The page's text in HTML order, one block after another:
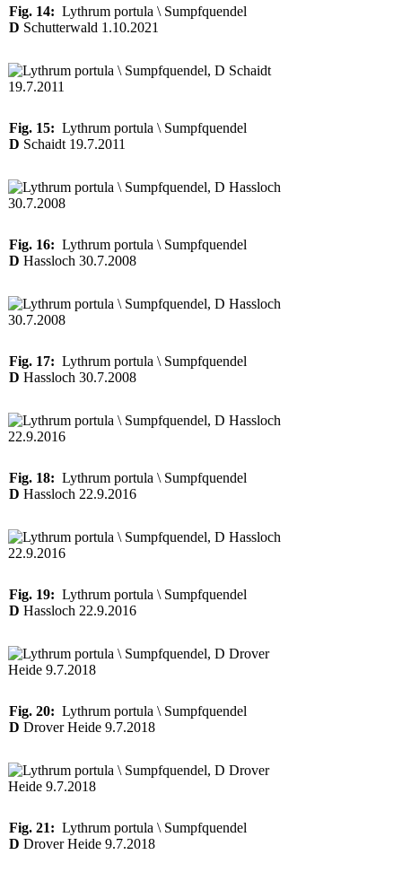
Fig. 14: Lythrum portula \ Sumpfquendel
D Schutterwald 1.10.2021
Fig. 15: Lythrum portula \ Sumpfquendel
D Schaidt 19.7.2011
Fig. 16: Lythrum portula \ Sumpfquendel
D Hassloch 30.7.2008
Fig. 17: Lythrum portula \ Sumpfquendel
D Hassloch 30.7.2008
Fig. 18: Lythrum portula \ Sumpfquendel
D Hassloch 22.9.2016
Fig. 19: Lythrum portula \ Sumpfquendel
D Hassloch 22.9.2016
Fig. 20: Lythrum portula \ Sumpfquendel
D Drover Heide 9.7.2018
Fig. 21: Lythrum portula \ Sumpfquendel
D Drover Heide 9.7.2018